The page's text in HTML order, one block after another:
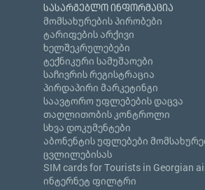
სასარგებლო ინფორმაცია
მომსახურების პირობები
ტარიფების არქივი
ხელშეკრულებები
ტექნიკური სამუშაოები
საჩივრის რეგისტრაცია
პირდაპირი მარკეტინგი
საავტორო უფლებების დაცვა
თაღლითობის კონტროლი
სხვა დოკუმენტები
აბონენტის უფლებები
ცვლილებისას
SIM cards for Tourists in Georgian
ინტერნეტ ფილტრი